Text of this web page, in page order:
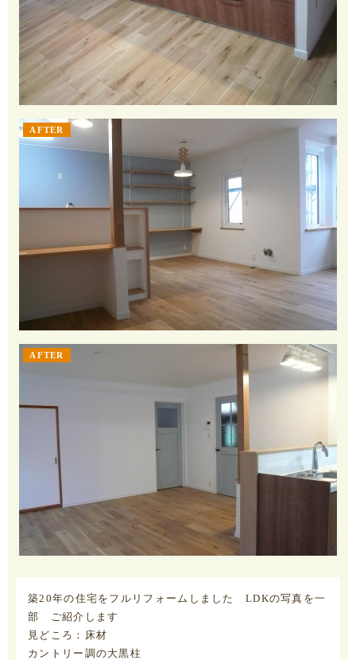
AFTER
AFTER
築20年の住宅をフルリフォームしました LDKの写真を一
部 ご紹介します
見どころ：床材
カントリー調の大黒柱